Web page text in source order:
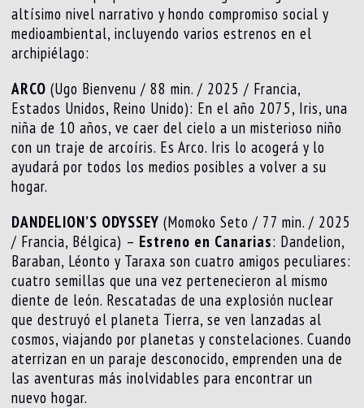
altísimo nivel narrativo y hondo compromiso social y
medioambiental, incluyendo varios estrenos en el
archipiélago:
ARCO (Ugo Bienvenu / 88 min. / 2025 / Francia,
Estados Unidos, Reino Unido): En el año 2075, Iris, una
niña de 10 años, ve caer del cielo a un misterioso niño
con un traje de arcoíris. Es Arco. Iris lo acogerá y lo
ayudará por todos los medios posibles a volver a su
hogar.
DANDELION’S ODYSSEY (Momoko Seto / 77 min. / 2025
/ Francia, Bélgica) – Estreno en Canarias: Dandelion,
Baraban, Léonto y Taraxa son cuatro amigos peculiares:
cuatro semillas que una vez pertenecieron al mismo
diente de león. Rescatadas de una explosión nuclear
que destruyó el planeta Tierra, se ven lanzadas al
cosmos, viajando por planetas y constelaciones. Cuando
aterrizan en un paraje desconocido, emprenden una de
las aventuras más inolvidables para encontrar un
nuevo hogar.